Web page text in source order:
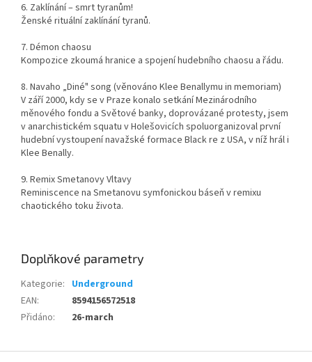
6. Zaklínání – smrt tyranům!
Ženské rituální zaklínání tyranů.
7. Démon chaosu
Kompozice zkoumá hranice a spojení hudebního chaosu a řádu.
8. Navaho „Diné" song (věnováno Klee Benallymu in memoriam)
V září 2000, kdy se v Praze konalo setkání Mezinárodního
měnového fondu a Světové banky, doprovázané protesty, jsem
v anarchistickém squatu v Holešovicích spoluorganizoval první
hudební vystoupení navažské formace Black re z USA, v níž hrál i
Klee Benally.
9. Remix Smetanovy Vltavy
Reminiscence na Smetanovu symfonickou báseň v remixu
chaotického toku života.
Doplňkové parametry
Kategorie: Underground
EAN:
8594156572518
Přidáno: 26-march